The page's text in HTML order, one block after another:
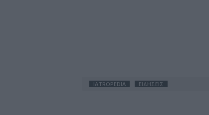
IATROPEDIA ΕΙΔΗΣΕΙΣ